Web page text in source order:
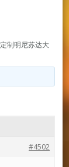
制明尼苏达大
#4502